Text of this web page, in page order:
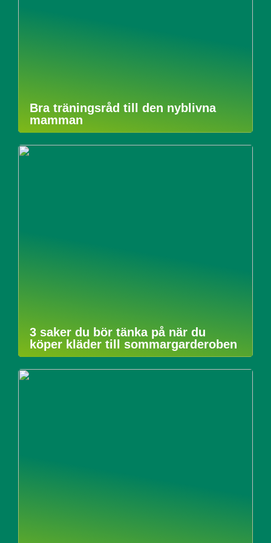
Bra träningsråd till den nyblivna
mamman
3 saker du bör tänka på när du
köper kläder till sommargarderoben